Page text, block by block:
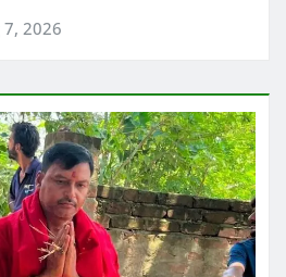
7, 2026